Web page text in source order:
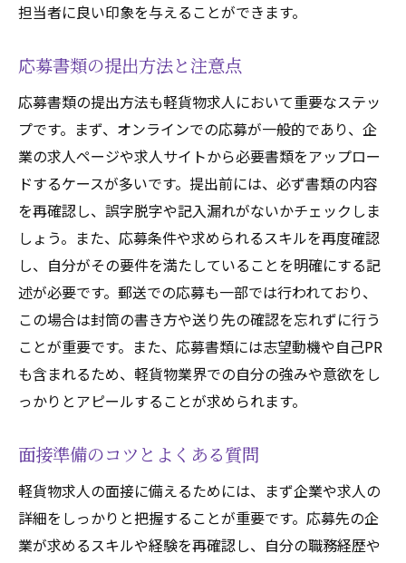
担当者に良い印象を与えることができます。
応募書類の提出方法と注意点
応募書類の提出方法も軽貨物求人において重要なステッ
プです。まず、オンラインでの応募が一般的であり、企
業の求人ページや求人サイトから必要書類をアップロー
ドするケースが多いです。提出前には、必ず書類の内容
を再確認し、誤字脱字や記入漏れがないかチェックしま
しょう。また、応募条件や求められるスキルを再度確認
し、自分がその要件を満たしていることを明確にする記
述が必要です。郵送での応募も一部では行われており、
この場合は封筒の書き方や送り先の確認を忘れずに行う
ことが重要です。また、応募書類には志望動機や自己PR
も含まれるため、軽貨物業界での自分の強みや意欲をし
っかりとアピールすることが求められます。
面接準備のコツとよくある質問
軽貨物求人の面接に備えるためには、まず企業や求人の
詳細をしっかりと把握することが重要です。応募先の企
業が求めるスキルや経験を再確認し、自分の職務経歴や